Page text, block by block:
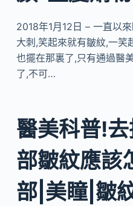
2018年1月12日 – 一直以
大刺,笑起來就有皺紋,一
也擺在那裏了,只有通過醫
了,不可…
醫美科普!
部皺紋應該
部|美瞳|皺